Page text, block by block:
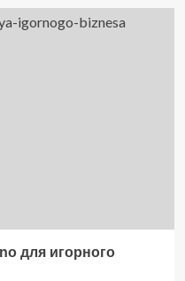
для игорного